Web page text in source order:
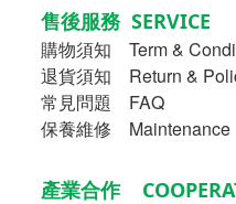
售後服務 SERVICE
購物須知
Term &
退貨須知 Return &
常見問題 FAQ
保養維修 Maintenance
產業合作